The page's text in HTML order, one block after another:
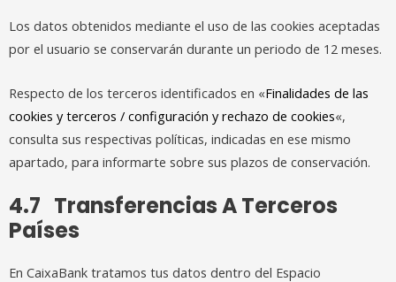
Los datos obtenidos mediante el uso de las cookies aceptadas
por el usuario se conservarán durante un periodo de 12 meses.
Respecto de los terceros identificados en «Finalidades de las
cookies y terceros / configuración y rechazo de cookies«,
consulta sus respectivas políticas, indicadas en ese mismo
apartado, para informarte sobre sus plazos de conservación.
4.7 Transferencias A Terceros
Países
En CaixaBank tratamos tus datos dentro del Espacio